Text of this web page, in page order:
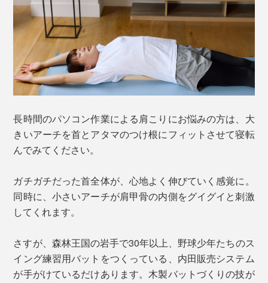
長時間のパソコン作業による肩こりにお悩みの方は、大
きいアーチを首とアタマのつけ根にフィットさせて寝転
んでみてください。
ガチガチだった首全体が、心地よく伸びていく感覚に。
同時に、小さいアーチが肩甲骨の内側をグイグイと刺激
してくれます。
さすが、森林王国の岩手で30年以上、野球少年たちのス
イング練習用バットをつくっている、内田販売システム
が手がけているだけあります。木製バットづくりの技が